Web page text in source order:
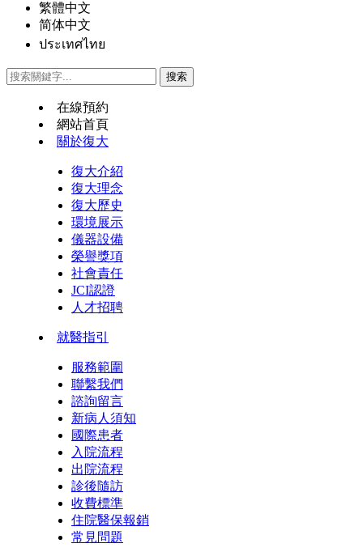
繁體中文
简体中文
ประเทศไทย
在線預約
網站首頁
關於復大
復大介紹
復大理念
復大歷史
環境展示
儀器設備
榮譽獎項
社會責任
JCI認證
人才招聘
就醫指引
服務範圍
聯繫我們
諮詢留言
新病人須知
國際患者
入院流程
出院流程
診後隨訪
收費標準
住院醫保報銷
常見問題